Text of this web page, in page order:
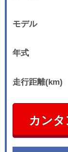
モデル
年式
走行距離(km)
カンタ